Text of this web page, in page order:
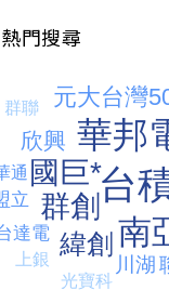
台股狂飆1200點，但還有兩關沒過｜Mr.Jimmy高志銘 #台股 #期貨 #加權指數
熱門搜尋